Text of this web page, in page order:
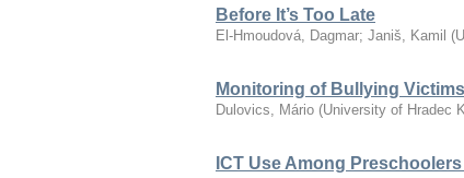
Before It’s Too Late
El-Hmoudová, Dagmar; Janiš, Kamil (
Monitoring of Bullying
Dulovics, Mário (University of Hradec
ICT Use Among